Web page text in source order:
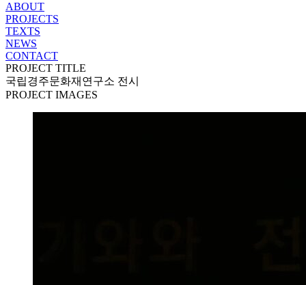
ABOUT
PROJECTS
TEXTS
NEWS
CONTACT
PROJECT TITLE
국립경주문화재연구소 전시
PROJECT IMAGES